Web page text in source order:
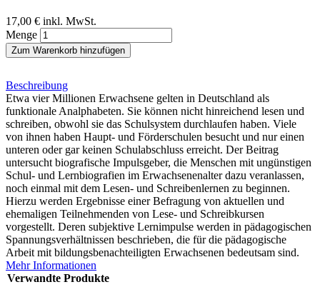
17,00 € inkl. MwSt.
Menge
Zum Warenkorb hinzufügen
Beschreibung
Etwa vier Millionen Erwachsene gelten in Deutschland als
funktionale Analphabeten. Sie können nicht hinreichend lesen und
schreiben, obwohl sie das Schulsystem durchlaufen haben. Viele
von ihnen haben Haupt- und Förderschulen besucht und nur einen
unteren oder gar keinen Schulabschluss erreicht. Der Beitrag
untersucht biografische Impulsgeber, die Menschen mit ungünstigen
Schul- und Lernbiografien im Erwachsenenalter dazu veranlassen,
noch einmal mit dem Lesen- und Schreibenlernen zu beginnen.
Hierzu werden Ergebnisse einer Befragung von aktuellen und
ehemaligen Teilnehmenden von Lese- und Schreibkursen
vorgestellt. Deren subjektive Lernimpulse werden in pädagogischen
Spannungsverhältnissen beschrieben, die für die pädagogische
Arbeit mit bildungsbenachteiligten Erwachsenen bedeutsam sind.
Mehr Informationen
Verwandte Produkte